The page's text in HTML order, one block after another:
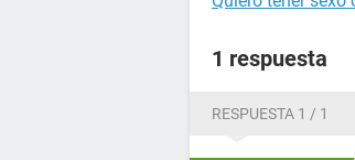
1 respuesta
RESPUESTA 1 / 1